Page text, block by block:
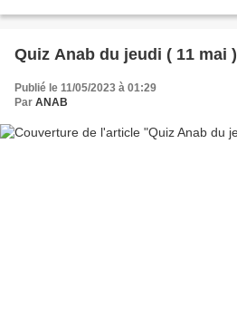
Quiz Anab du jeudi ( 11 mai )
Publié le 11/05/2023 à 01:29
Par ANAB